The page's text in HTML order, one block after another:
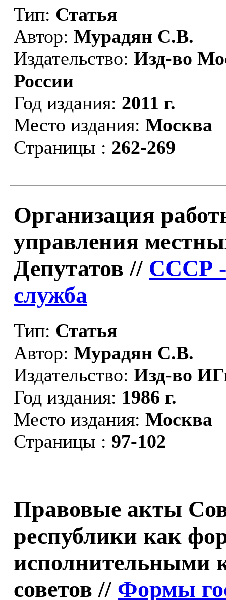
Тип: Статья
Автор: Мурадян С.В.
Издательство: Изд-во
России
Год издания: 2011 г.
Место издания: Москва
Страницы : 262-269
Организация
управления
Депутатов // СССР -
служба
Тип: Статья
Автор: Мурадян С.В.
Издательство: Изд-во
Год издания: 1986 г.
Место издания: Москва
Страницы : 97-102
Правовые акты
республики как
исполнительными
советов // Формы